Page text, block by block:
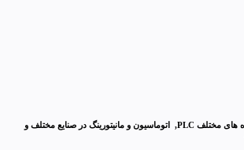
فنی مهندسی آروین کنترل با کادری جوان و در عین حال مجرب و با سابقه چند سالی است که با تامین تجهیزات و همچنین هدف بهبود اتوماسیون در صنایع مختلف کشور شروع به فعالیت نموده و امروز افتخار این را دارد که با انجام پروژه های مختلف PLC, اتوماسیون و مانیتورینگ در صنایع مختلف و